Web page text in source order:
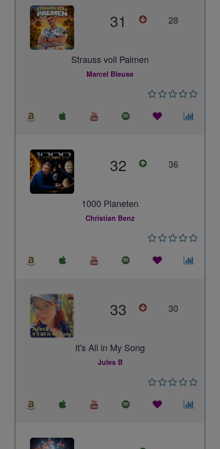
31 28
Strauss voll Palmen
Marcel Bleuse
32 36
1000 Planeten
Christian Benz
33 30
It's All in My Song
Jules B